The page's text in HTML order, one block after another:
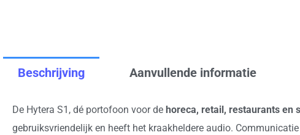
Beschrijving Aanvullende informatie
De Hytera S1, dé portofoon voor de horeca, retail, restaurants en
gebruiksvriendelijk en heeft het kraakheldere audio.